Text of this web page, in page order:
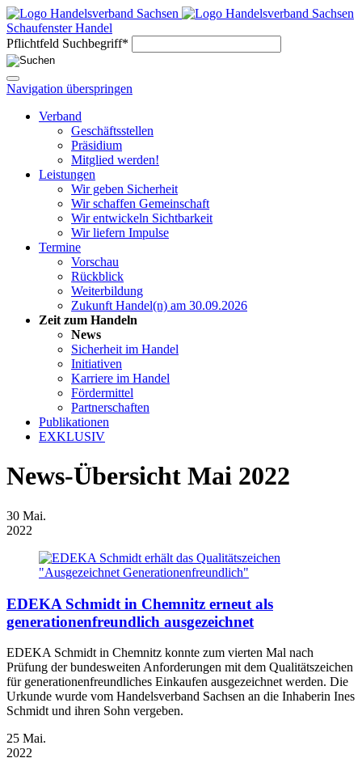
Schaufenster Handel
Pflichtfeld Suchbegriff*
Navigation überspringen
Verband
Geschäftsstellen
Präsidium
Mitglied werden!
Leistungen
Wir geben Sicherheit
Wir schaffen Gemeinschaft
Wir entwickeln Sichtbarkeit
Wir liefern Impulse
Termine
Vorschau
Rückblick
Weiterbildung
Zukunft Handel(n) am 30.09.2026
Zeit zum Handeln
News
Sicherheit im Handel
Initiativen
Karriere im Handel
Fördermittel
Partnerschaften
Publikationen
EXKLUSIV
News-Übersicht Mai 2022
30 Mai.
2022
EDEKA Schmidt in Chemnitz erneut als
generationenfreundlich ausgezeichnet
EDEKA Schmidt in Chemnitz konnte zum vierten Mal nach
Prüfung der bundesweiten Anforderungen mit dem Qualitätszeichen
für generationenfreundliches Einkaufen ausgezeichnet werden. Die
Urkunde wurde vom Handelsverband Sachsen an die Inhaberin Ines
Schmidt und ihren Sohn vergeben.
25 Mai.
2022